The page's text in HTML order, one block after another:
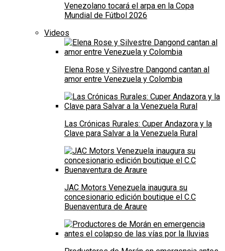
Venezolano tocará el arpa en la Copa
Mundial de Fútbol 2026
Videos
Elena Rose y Silvestre Dangond cantan al
amor entre Venezuela y Colombia
Las Crónicas Rurales: Cuper Andazora y la
Clave para Salvar a la Venezuela Rural
JAC Motors Venezuela inaugura su
concesionario edición boutique el C.C
Buenaventura de Araure